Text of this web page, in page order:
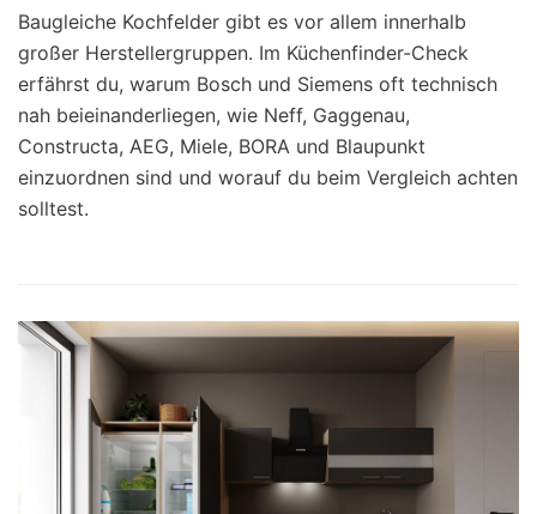
Baugleiche Kochfelder gibt es vor allem innerhalb
großer Herstellergruppen. Im Küchenfinder-Check
erfährst du, warum Bosch und Siemens oft technisch
nah beieinanderliegen, wie Neff, Gaggenau,
Constructa, AEG, Miele, BORA und Blaupunkt
einzuordnen sind und worauf du beim Vergleich achten
solltest.